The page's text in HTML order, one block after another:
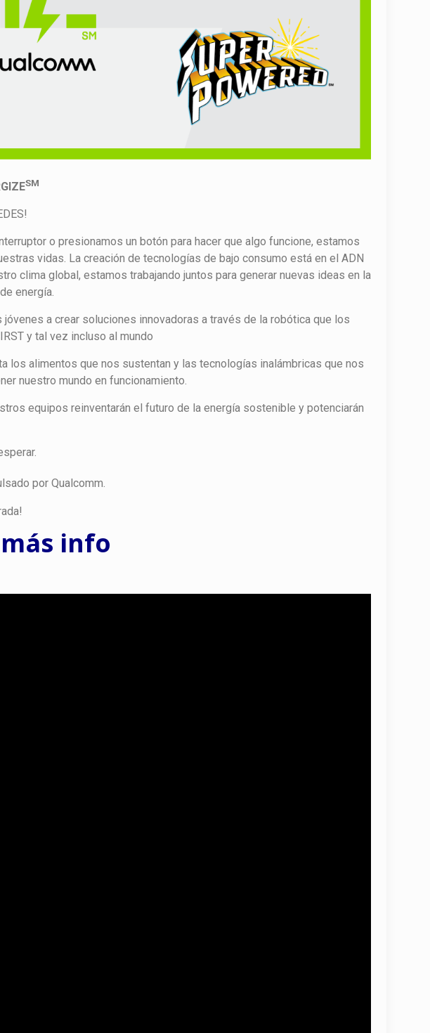
SM
o presionamos un botón para hacer que algo funcione, estamos
vidas. La creación de tecnologías de bajo consumo está en el ADN
clima global, estamos trabajando juntos para generar nuevas ideas en la
energía.
a crear soluciones innovadoras a través de la robótica que los
y tal vez incluso al mundo
los alimentos que nos sustentan y las tecnologías inalámbricas que nos
nuestro mundo en funcionamiento.
equipos reinventarán el futuro de la energía sostenible y potenciarán
por Qualcomm.
info